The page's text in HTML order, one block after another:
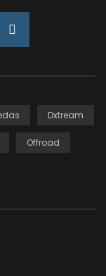
Dxtream
Offroad